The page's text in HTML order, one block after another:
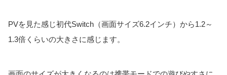
PVを見た感じ初代Switch（画面サイズ6.2インチ）から1.2～
1.3倍くらいの大きさに感じます。